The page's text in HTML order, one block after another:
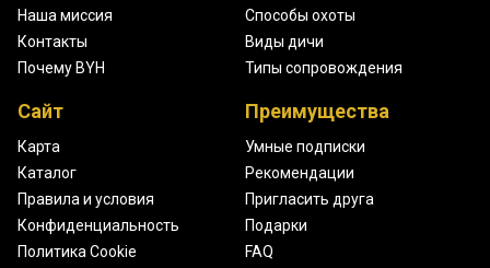
Наша миссия
Контакты
Почему BYH
Способы охоты
Виды дичи
Типы сопровождения
Сайт
Карта
Каталог
Правила и условия
Конфиденциальность
Политика Cookie
Преимущества
Умные подписки
Рекомендации
Пригласить друга
Подарки
FAQ